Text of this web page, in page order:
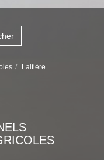
Laitière